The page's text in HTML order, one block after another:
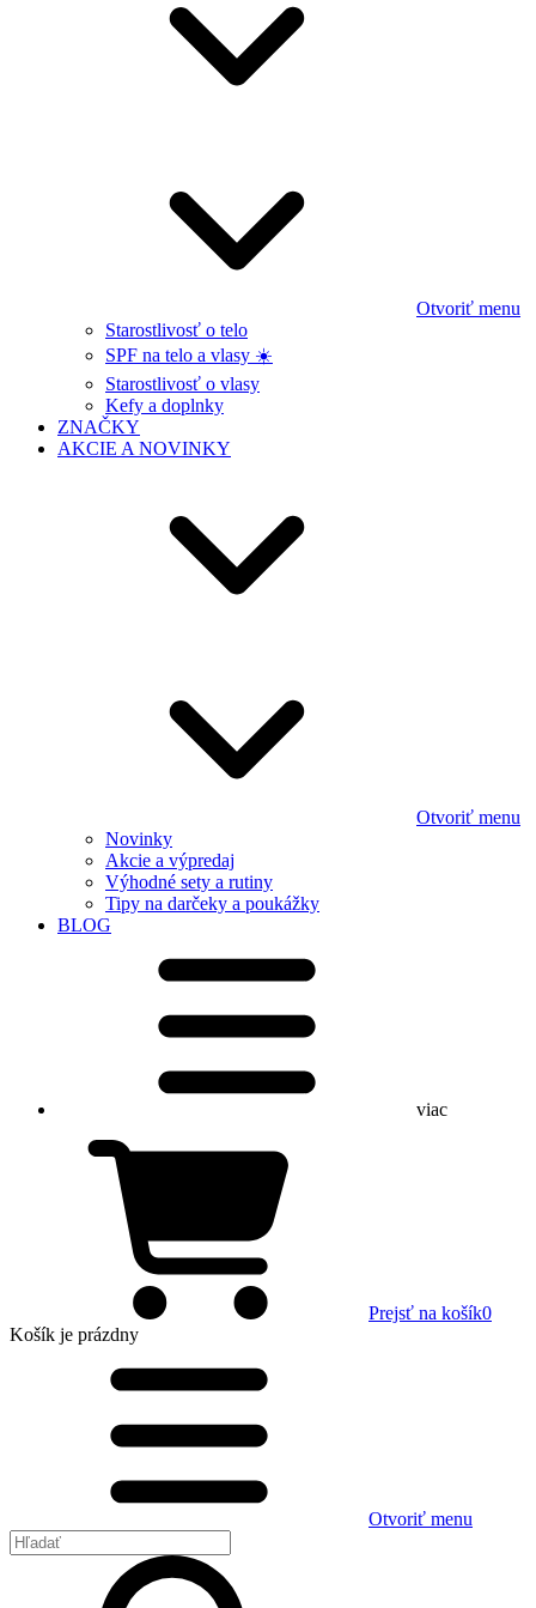
Otvoriť menu
Starostlivosť o telo
SPF na telo a vlasy ☀️
Starostlivosť o vlasy
Kefy a doplnky
ZNAČKY
AKCIE A NOVINKY
Otvoriť menu
Novinky
Akcie a výpredaj
Výhodné sety a rutiny
Tipy na darčeky a poukážky
BLOG
viac
Prejsť na košík0
Košík je prázdny
Otvoriť menu